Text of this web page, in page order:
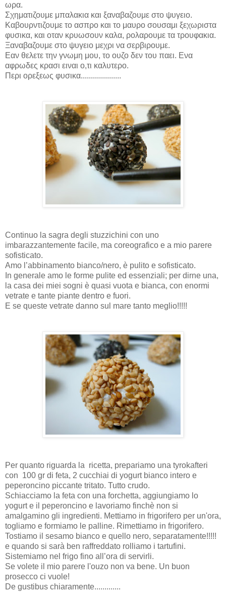
ωρα.
Σχηματιζουμε μπαλακια και ξαναβαζουμε στο ψυγειο.
Καβουρντιζουμε το ασπρο και το μαυρο σουσαμι ξεχωριστα
φυσικα, και οταν κρυωσουν καλα, ρολαρουμε τα τρουφακια.
Ξαναβαζουμε στο ψυγειο μεχρι να σερβιρουμε.
Εαν θελετε την γνωμη μου, το ουζο δεν του παει. Ενα
αφρωδες κρασι ειναι ο,τι καλυτερο.
Περι ορεξεως φυσικα....................
Continuo la sagra degli stuzzichini con uno
imbarazzantemente facile, ma coreografico e a mio parere
sofisticato.
Amo l’abbinamento bianco/nero, è pulito e sofisticato.
In generale amo le forme pulite ed essenziali; per dirne una,
la casa dei miei sogni è quasi vuota e bianca, con enormi
vetrate e tante piante dentro e fuori.
E se queste vetrate danno sul mare tanto meglio!!!!!
Per quanto riguarda la ricetta, prepariamo una tyrokafteri
con 100 gr di feta, 2 cucchiai di yogurt bianco intero e
peperoncino piccante tritato. Tutto crudo.
Schiacciamo la feta con una forchetta, aggiungiamo lo
yogurt e il peperoncino e lavoriamo finchè non si
amalgamino gli ingredienti. Mettiamo in frigorifero per un'ora,
togliamo e formiamo le palline. Rimettiamo in frigorifero.
Tostiamo il sesamo bianco e quello nero, separatamente!!!!!
e quando si sarà ben raffreddato rolliamo i tartufini.
Sistemiamo nel frigo fino all’ora di servirli.
Se volete il mio parere l'ouzo non va bene. Un buon
prosecco ci vuole!
De gustibus chiaramente.............